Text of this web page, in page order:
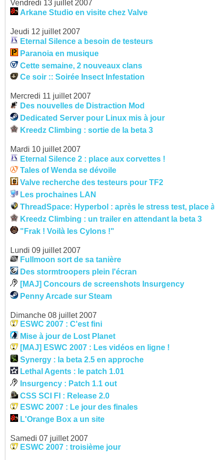
Vendredi 13 juillet 2007
Arkane Studio en visite chez Valve
Jeudi 12 juillet 2007
Eternal Silence a besoin de testeurs
Paranoia en musique
Cette semaine, 2 nouveaux clans
Ce soir :: Soirée Insect Infestation
Mercredi 11 juillet 2007
Des nouvelles de Distraction Mod
Dedicated Server pour Linux mis à jour
Kreedz Climbing : sortie de la beta 3
Mardi 10 juillet 2007
Eternal Silence 2 : place aux corvettes !
Tales of Wenda se dévoile
Valve recherche des testeurs pour TF2
Les prochaines LAN
ThreadSpace: Hyperbol : après le stress test, place à
Kreedz Climbing : un trailer en attendant la beta 3
"Frak ! Voilà les Cylons !"
Lundi 09 juillet 2007
Fullmoon sort de sa tanière
Des stormtroopers plein l'écran
[MAJ] Concours de screenshots Insurgency
Penny Arcade sur Steam
Dimanche 08 juillet 2007
ESWC 2007 : C'est fini
Mise à jour de Lost Planet
[MAJ] ESWC 2007 : Les vidéos en ligne !
Synergy : la beta 2.5 en approche
Lethal Agents : le patch 1.01
Insurgency : Patch 1.1 out
CSS SCI FI : Release 2.0
ESWC 2007 : Le jour des finales
L'Orange Box a un site
Samedi 07 juillet 2007
ESWC 2007 : troisième jour